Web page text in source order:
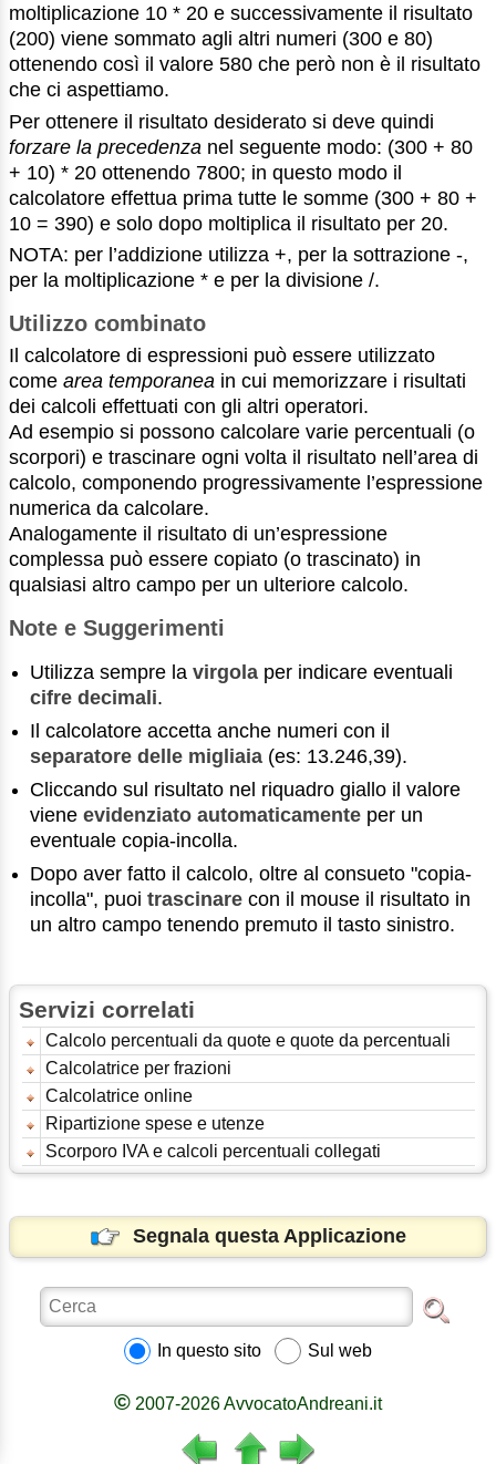
moltiplicazione 10 * 20 e successivamente il risultato
(200) viene sommato agli altri numeri (300 e 80)
ottenendo così il valore 580 che però non è il risultato
che ci aspettiamo.
Per ottenere il risultato desiderato si deve quindi
forzare la precedenza nel seguente modo: (300 + 80
+ 10) * 20 ottenendo 7800; in questo modo il
calcolatore effettua prima tutte le somme (300 + 80 +
10 = 390) e solo dopo moltiplica il risultato per 20.
NOTA: per l’addizione utilizza +, per la sottrazione -,
per la moltiplicazione * e per la divisione /.
Utilizzo combinato
Il calcolatore di espressioni può essere utilizzato
come area temporanea in cui memorizzare i risultati
dei calcoli effettuati con gli altri operatori.
Ad esempio si possono calcolare varie percentuali (o
scorpori) e trascinare ogni volta il risultato nell’area di
calcolo, componendo progressivamente l’espressione
numerica da calcolare.
Analogamente il risultato di un’espressione
complessa può essere copiato (o trascinato) in
qualsiasi altro campo per un ulteriore calcolo.
Note e Suggerimenti
Utilizza sempre lavirgola per indicare eventuali
cifre decimali.
Il calcolatore accetta anche numeri con il
separatore delle migliaia (es: 13.246,39).
Cliccando sul risultato nel riquadro giallo il valore
vieneevidenziato automaticamente per un
eventuale copia-incolla.
Dopo aver fatto il calcolo, oltre al consueto "copia-
incolla", puoitrascinare con il mouse il risultato in
un altro campo tenendo premuto il tasto sinistro.
Servizi correlati
Calcolo percentuali da quote e quote da percentuali
Calcolatrice per frazioni
Calcolatrice online
Ripartizione spese e utenze
Scorporo IVA e calcoli percentuali collegati
Segnala questa Applicazione
In questo sito Sul web
© 2007-2026 AvvocatoAndreani.it